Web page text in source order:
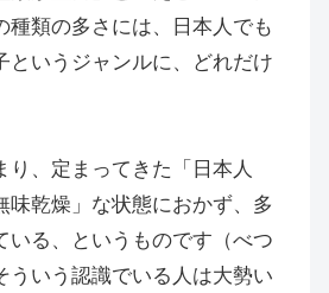
類の多さには、日本人でも
いうジャンルに、どれだけ
、定まってきた「日本人
乾燥」な状態におかず、多
る、というものです（べつ
ういう認識でいる人は大勢い